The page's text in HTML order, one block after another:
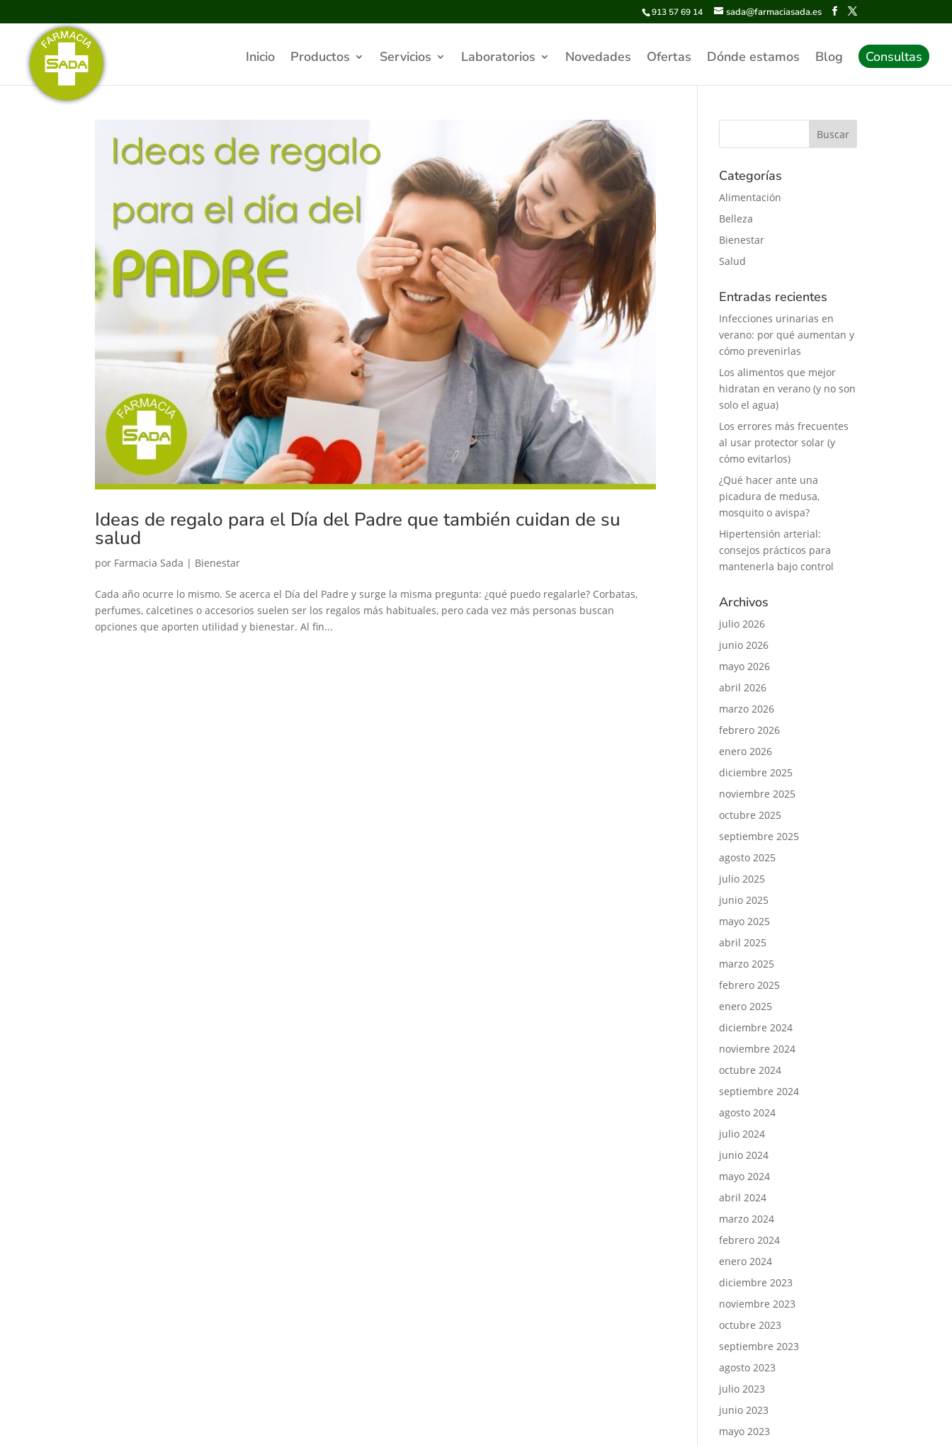
913 57 69 14 sada@farmaciasada.es
Inicio Productos Servicios Laboratorios Novedades Ofertas Dónde estamos Blog Consultas
Ideas de regalo para el Día del Padre que también cuidan de su
salud
por Farmacia Sada | Bienestar
Cada año ocurre lo mismo. Se acerca el Día del Padre y surge la misma pregunta: ¿qué puedo regalarle? Corbatas,
perfumes, calcetines o accesorios suelen ser los regalos más habituales, pero cada vez más personas buscan
opciones que aporten utilidad y bienestar. Al fin...
Categorías
Alimentación
Belleza
Bienestar
Salud
Entradas recientes
Infecciones urinarias en
verano: por qué aumentan y
cómo prevenirlas
Los alimentos que mejor
hidratan en verano (y no son
solo el agua)
Los errores más frecuentes
al usar protector solar (y
cómo evitarlos)
¿Qué hacer ante una
picadura de medusa,
mosquito o avispa?
Hipertensión arterial:
consejos prácticos para
mantenerla bajo control
Archivos
julio 2026
junio 2026
mayo 2026
abril 2026
marzo 2026
febrero 2026
enero 2026
diciembre 2025
noviembre 2025
octubre 2025
septiembre 2025
agosto 2025
julio 2025
junio 2025
mayo 2025
abril 2025
marzo 2025
febrero 2025
enero 2025
diciembre 2024
noviembre 2024
octubre 2024
septiembre 2024
agosto 2024
julio 2024
junio 2024
mayo 2024
abril 2024
marzo 2024
febrero 2024
enero 2024
diciembre 2023
noviembre 2023
octubre 2023
septiembre 2023
agosto 2023
julio 2023
junio 2023
mayo 2023